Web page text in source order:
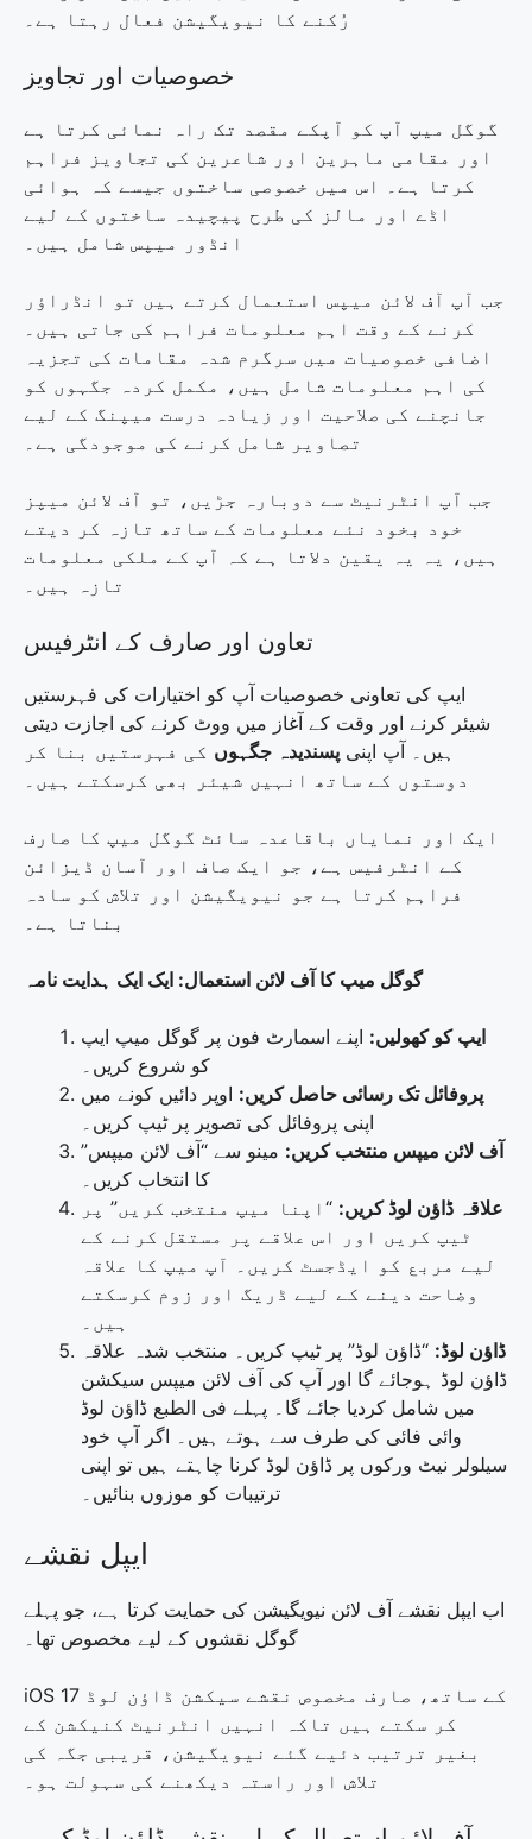
رُکنے کا نیویگیشن فعال رہتا ہے۔
خصوصیات اور تجاویز
گوگل میپ آپ کو آپکے مقصد تک راہ نمائی کرتا ہے
اور مقامی ماہرین اور شاعرین کی تجاویز فراہم
کرتا ہے۔ اس میں خصوصی ساختوں جیسے کہ ہوائی
اڈے اور مالز کی طرح پیچیدہ ساختوں کے لیے
انڈور میپس شامل ہیں۔
جب آپ آف لائن میپس استعمال کرتے ہیں تو انڈراؤر
کرنے کے وقت اہم معلومات فراہم کی جاتی ہیں۔
اضافی خصوصیات میں سرگرم شدہ مقامات کی تجزیہ
کی اہم معلومات شامل ہیں، مکمل کردہ جگہوں کو
جانچنے کی صلاحیت اور زیادہ درست میپنگ کے لیے
تصاویر شامل کرنے کی موجودگی ہے۔
جب آپ انٹرنیٹ سے دوبارہ جڑیں، تو آف لائن میپز
خود بخود نئے معلومات کے ساتھ تازہ کر دیتے
ہیں، یہ یہ یقین دلاتا ہے کہ آپ کے ملکی معلومات
تازہ ہیں۔
تعاون اور صارف کے انٹرفیس
ایپ کی تعاونی خصوصیات آپ کو اختیارات کی فہرستیں
شیئر کرنے اور وقت کے آغاز میں ووٹ کرنے کی اجازت دیتی
ہیں۔ آپ اپنی پسندیدہ جگہوں کی فہرستیں بنا کر
ایک اور نمایاں باقاعدہ سائٹ گوگل میپ کا صارف
کے انٹرفیس ہے، جو ایک صاف اور آسان ڈیزائن
فراہم کرتا ہے جو نیویگیشن اور تلاش کو سادہ
بناتا ہے۔
گوگل میپ کا آف لائن استعمال: ایک ایک ہدایت نامہ
ایپ کو کھولیں: اپنے اسمارٹ فون پر گوگل میپ ایپ
کو شروع کریں۔
پروفائل تک رسائی حاصل کریں: اوپر دائیں کونے میں
اپنی پروفائل کی تصویر پر ٹیپ کریں۔
آف لائن میپس منتخب کریں: مینو سے “آف لائن میپس”
کا انتخاب کریں۔
علاقہ ڈاؤن لوڈ کریں: “اپنا میپ منتخب کریں” پر
ٹیپ کریں اور اس علاقے پر مستقل کرنے کے
لیے مربع کو ایڈجسٹ کریں۔ آپ میپ کا علاقہ
وضاحت دینے کے لیے ڈریگ اور زوم کرسکتے
ہیں۔
ڈاؤن لوڈ: “ڈاؤن لوڈ” پر ٹیپ کریں۔ منتخب شدہ علاقہ
ڈاؤن لوڈ ہوجائے گا اور آپ کی آف لائن میپس سیکشن
میں شامل کردیا جائے گا۔ پہلے فی الطبع ڈاؤن لوڈ
وائی فائی کی طرف سے ہوتے ہیں۔ اگر آپ خود
سیلولر نیٹ ورکوں پر ڈاؤن لوڈ کرنا چاہتے ہیں تو اپنی
ترتیبات کو موزوں بنائیں۔
ایپل نقشے
اب ایپل نقشے آف لائن نیویگیشن کی حمایت کرتا ہے، جو پہلے
گوگل نقشوں کے لیے مخصوص تھا۔
iOS 17 کے ساتھ، صارف مخصوص نقشے سیکشن ڈاؤن لوڈ
کر سکتے ہیں تاکہ انہیں انٹرنیٹ کنیکشن کے
بغیر ترتیب دئیے گئے نیویگیشن، قریبی جگہ کی
تلاش اور راستہ دیکھنے کی سہولت ہو۔